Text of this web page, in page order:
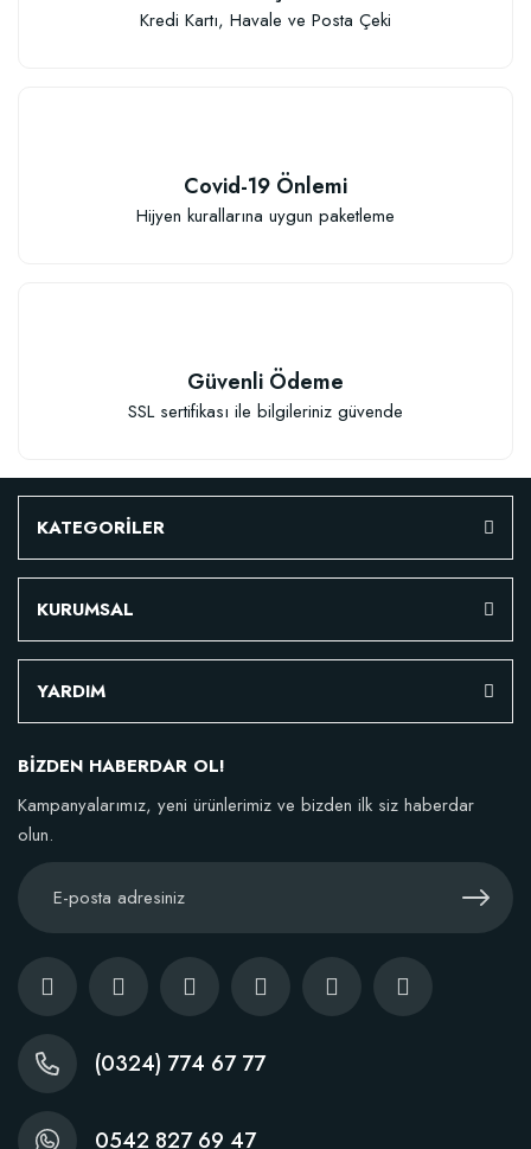
Kredi Kartı, Havale ve Posta Çeki
Covid-19 Önlemi
Hijyen kurallarına uygun paketleme
Güvenli Ödeme
SSL sertifikası ile bilgileriniz güvende
KATEGORİLER
KURUMSAL
YARDIM
BİZDEN HABERDAR OL!
Kampanyalarımız, yeni ürünlerimiz ve bizden ilk siz haberdar
olun.
(0324) 774 67 77
0542 827 69 47